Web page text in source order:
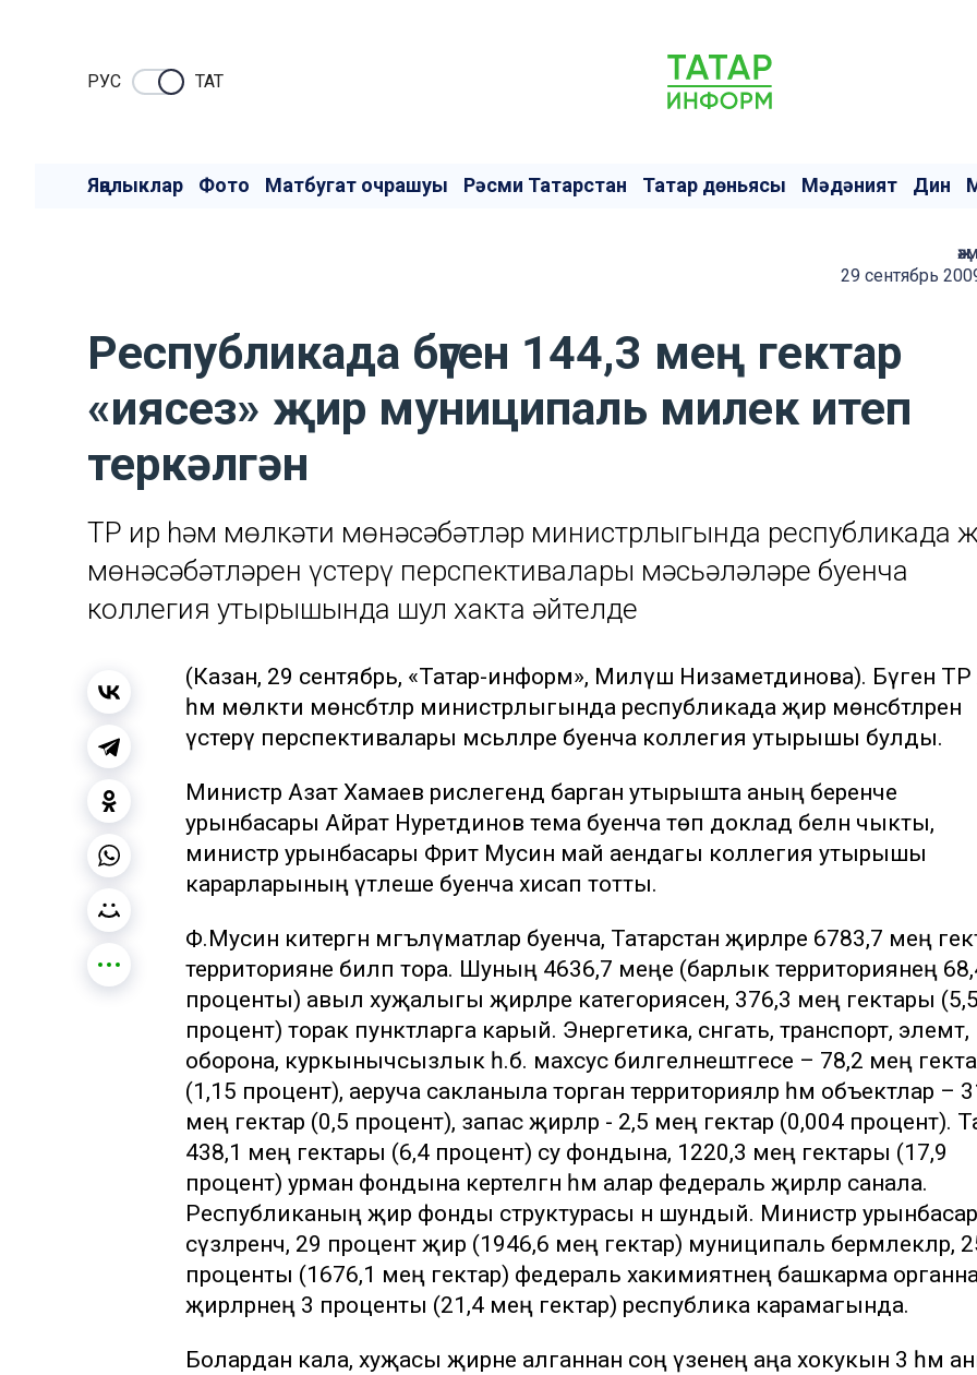
РУC ТАТ
Яңалыклар Фото Матбугат очрашуы Рәсми Татарстан Татар дөньясы Мәдәният Дин
29 сентябрь
Республикада бүген 144,3 мең гектар
«иясез» җир муниципаль милек итеп
теркәлгән
ТР Җир һәм мөлкәти мөнәсәбәтләр министрлыгында республикада
мөнәсәбәтләрен үстерү перспективалары мәсьәләләре буенча
коллегия утырышында шул хакта әйтелде
(Казан, 29 сентябрь, «Татар-информ», Миләүшә Низаметдинова). Бүген
һәм мөлкәти мөнәсәбәтләр министрлыгында республикада җир мөнәсәбәтләрен
үстерү перспективалары мәсьәләләре буенча коллегия утырышы булды.
Министр Азат Хамаев рәислегендә барган утырышта аның беренче
урынбасары Айрат Нуретдинов тема буенча төп доклад белән чыкты,
министр урынбасары Фәрит Мусин май аендагы коллегия утырышы
карарларының үтәлеше буенча хисап тотты.
Ф.Мусин китергән мәгълүматлар буенча, Татарстан җирләре 6783,7 мең
территорияне биләп тора. Шуның 4636,7 меңе (барлык территориянең
проценты) авыл хуҗалыгы җирләре категориясенә, 376,3 мең гектары (5,5
процент) торак пунктларга карый. Энергетика, сәнәгать, транспорт, элемтә,
оборона, куркынычсызлык һ.б. махсус билгеләнештәгесе – 78,2 мең
(1,15 процент), аеруча сакланыла торган территорияләр һәм объектлар –
мең гектар (0,5 процент), запас җирләр - 2,5 мең гектар (0,004 процент).
438,1 мең гектары (6,4 процент) су фондына, 1220,3 мең гектары (17,9
процент) урман фондына кертелгән һәм алар федераль җирләр санала.
Республиканың җир фонды структурасы әнә шундый. Министр
сүзләренчә, 29 процент җир (1946,6 мең гектар) муниципаль берәмлекләр,
проценты (1676,1 мең гектар) федераль хакимиятнең башкарма
җирләрнең 3 проценты (21,4 мең гектар) республика карамагында.
Болардан кала, хуҗасы җирне алганнан соң үзенең аңа хокукын 3 һәм